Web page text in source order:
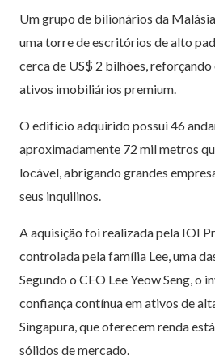
Um grupo de bilionários da
uma torre de escritórios de alto
cerca de US$ 2 bilhões,
ativos imobiliários premium.
O edifício adquirido possui 46
aproximadamente 72 mil metros
locável, abrigando grandes
seus inquilinos.
A aquisição foi realizada pela IOI
controlada pela família Lee, uma
Segundo o CEO Lee Yeow Seng, o
confiança contínua em ativos de
Singapura, que oferecem renda
sólidos de mercado.